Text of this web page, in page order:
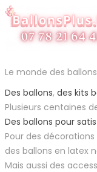
Le monde des
Des ballons, des kits
Plusieurs centaines
Des ballons pour
Pour des décorations
des ballons en latex
Mais aussi des